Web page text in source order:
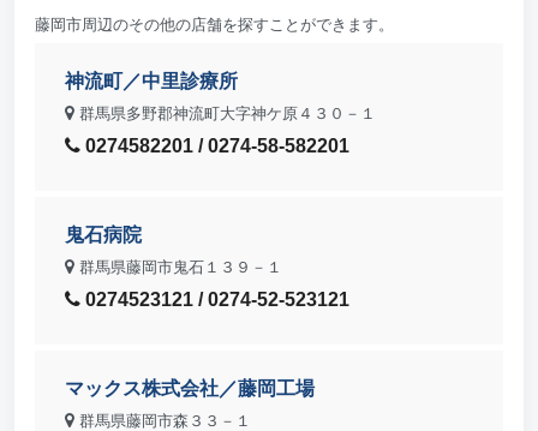
藤岡市周辺のその他の店舗を探すことができます。
神流町／中里診療所
群馬県多野郡神流町大字神ケ原４３０－１
0274582201 / 0274-58-582201
鬼石病院
群馬県藤岡市鬼石１３９－１
0274523121 / 0274-52-523121
マックス株式会社／藤岡工場
群馬県藤岡市森３３－１